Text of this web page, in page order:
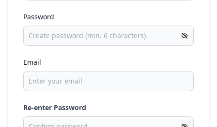
Password
Email
Re-enter Password